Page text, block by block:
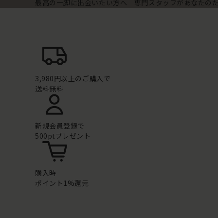
最高の一脚に出会いたい方へ 専門スタッフがあなたの
3,980円以上のご購入で
送料無料
新規会員登録で
500ptプレゼント
購入時
ポイント1%還元